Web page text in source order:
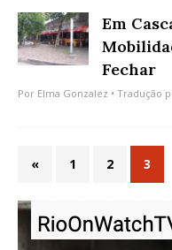
Em
Fechar
Por Elma Gonzalez • Tradução
« 1 2 3